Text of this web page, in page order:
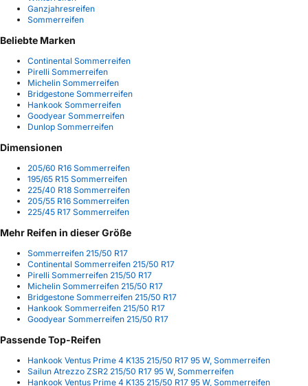
Ganzjahresreifen
Sommerreifen
Beliebte Marken
Continental Sommerreifen
Pirelli Sommerreifen
Michelin Sommerreifen
Bridgestone Sommerreifen
Hankook Sommerreifen
Goodyear Sommerreifen
Dunlop Sommerreifen
Dimensionen
205/60 R16 Sommerreifen
195/65 R15 Sommerreifen
225/40 R18 Sommerreifen
205/55 R16 Sommerreifen
225/45 R17 Sommerreifen
Mehr Reifen in dieser Größe
Sommerreifen 215/50 R17
Continental Sommerreifen 215/50 R17
Pirelli Sommerreifen 215/50 R17
Michelin Sommerreifen 215/50 R17
Bridgestone Sommerreifen 215/50 R17
Hankook Sommerreifen 215/50 R17
Goodyear Sommerreifen 215/50 R17
Passende Top-Reifen
Hankook Ventus Prime 4 K135 215/50 R17 95 W, Sommerreifen
Sailun Atrezzo ZSR2 215/50 R17 95 W, Sommerreifen
Hankook Ventus Prime 4 K135 215/50 R17 95 W, Sommerreifen